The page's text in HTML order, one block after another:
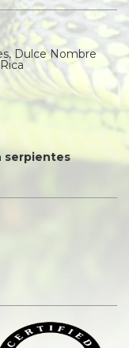
Dulce Nombre
serpientes